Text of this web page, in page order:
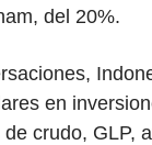
del 20%.
en
crudo, GLP,